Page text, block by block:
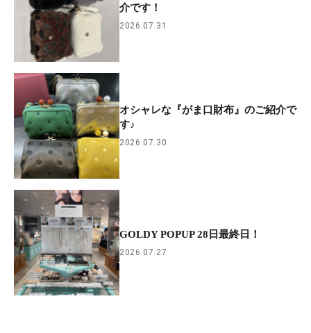
介です！
2026.07.31
オシャレな『がま口財布』のご紹介で
す♪
2026.07.30
GOLDY POPUP 28日最終日！
2026.07.27